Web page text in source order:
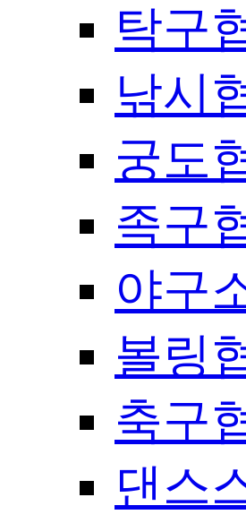
탁구
낚시
궁도
족구
야구
볼링
축구
댄스